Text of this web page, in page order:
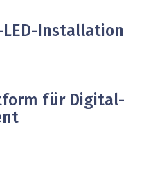
Installation
für Digital-